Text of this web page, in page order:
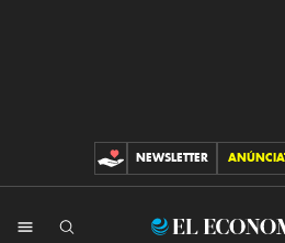
CONTRIBUCIONES
NEWSLETTER
El